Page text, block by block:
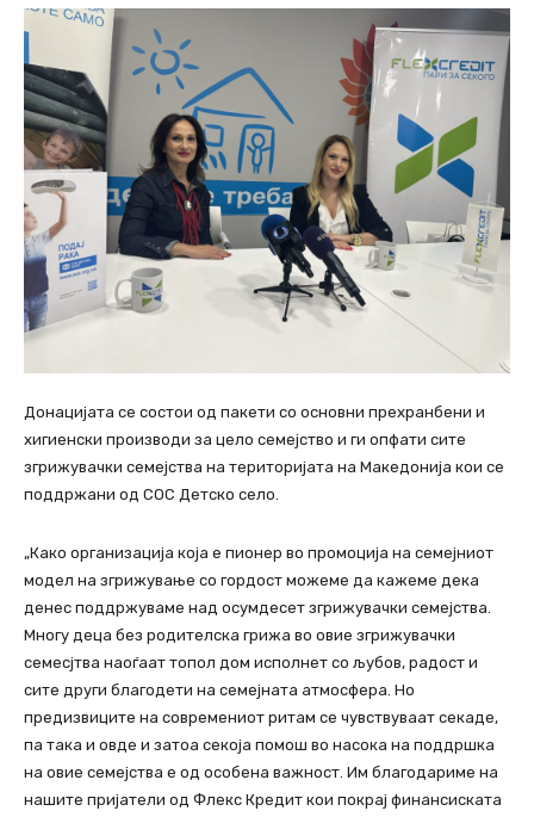
Донацијата се состои од пакети со основни прехранбени и
хигиенски производи за цело семејство и ги опфати сите
згрижувачки семејства на територијата на Македонија кои се
поддржани од СОС Детско село.
„Како организација која е пионер во промоција на семејниот
модел на згрижување со гордост можеме да кажеме дека
денес поддржуваме над осумдесет згрижувачки семејства.
Многу деца без родителска грижа во овие згрижувачки
семесјтва наоѓаат топол дом исполнет со љубов, радост и
сите други благодети на семејната атмосфера. Но
предизвиците на современиот ритам се чувствуваат секаде,
па така и овде и затоа секоја помош во насока на поддршка
на овие семејства е од особена важност. Им благодариме на
нашите пријатели од Флекс Кредит кои покрај финансиската